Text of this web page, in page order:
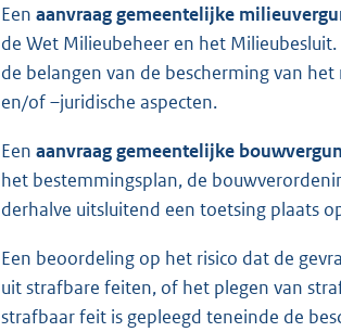
Een aanvraag gemeentelijke
de Wet Milieubeheer en het
de belangen van de bescherming van
en/of –juridische aspecten.
Een aanvraag gemeentelijke
het bestemmingsplan, de
derhalve uitsluitend een toetsing plaats
Een beoordeling op het risico dat de
uit strafbare feiten, of het plegen van
strafbaar feit is gepleegd teneinde de